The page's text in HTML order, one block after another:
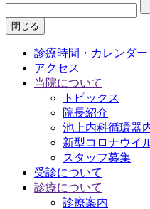
閉じる
診療時間・カレンダー
アクセス
当院について
トピックス
院長紹介
池上内科循環器
新型コロナウイ
スタッフ募集
受診について
診療について
診療案内